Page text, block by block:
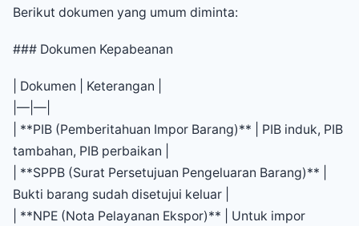
Berikut dokumen yang umum diminta:
### Dokumen Kepabeanan
| Dokumen | Keterangan |
|—|—|
| **PIB (Pemberitahuan Impor Barang)** | PIB induk, PIB
tambahan, PIB perbaikan |
| **SPPB (Surat Persetujuan Pengeluaran Barang)** |
Bukti barang sudah disetujui keluar |
| **NPE (Nota Pelayanan Ekspor)** | Untuk impor